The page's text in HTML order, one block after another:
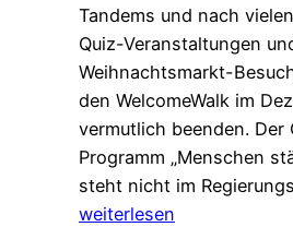
Tandems und nach
Quiz-Veranstaltungen
Weihnachtsmarkt-
den WelcomeWalk im
vermutlich beenden. Der
Programm „Menschen
steht nicht im
weiterlesen